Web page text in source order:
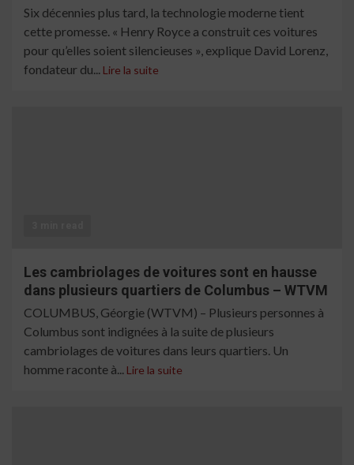
Six décennies plus tard, la technologie moderne tient
cette promesse. « Henry Royce a construit ces voitures
pour qu’elles soient silencieuses », explique David Lorenz,
fondateur du... Lire la suite
Les cambriolages de voitures sont en hausse
dans plusieurs quartiers de Columbus – WTVM
COLUMBUS, Géorgie (WTVM) – Plusieurs personnes à
Columbus sont indignées à la suite de plusieurs
cambriolages de voitures dans leurs quartiers. Un
homme raconte à... Lire la suite